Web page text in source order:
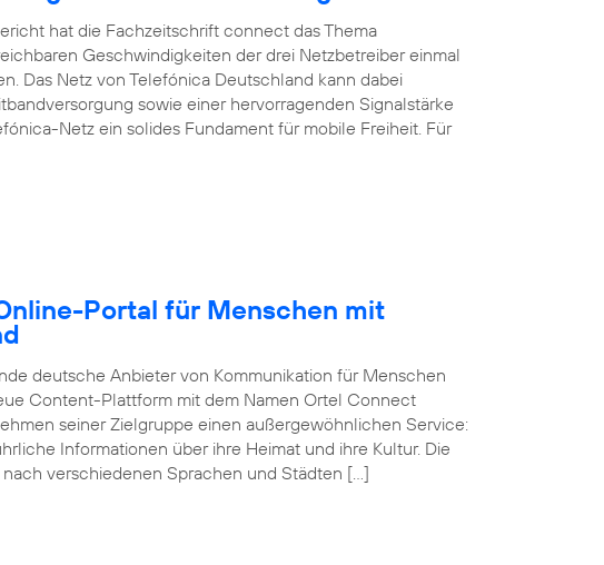
hat die Fachzeitschrift connect das Thema
Geschwindigkeiten der drei Netzbetreiber einmal
Das Netz von Telefónica Deutschland kann dabei
sowie einer hervorragenden Signalstärke
Netz ein solides Fundament für mobile Freiheit. Für
Portal für Menschen mit
deutsche Anbieter von Kommunikation für Menschen
Content-Plattform mit dem Namen Ortel Connect
seiner Zielgruppe einen außergewöhnlichen Service:
Informationen über ihre Heimat und ihre Kultur. Die
verschiedenen Sprachen und Städten […]